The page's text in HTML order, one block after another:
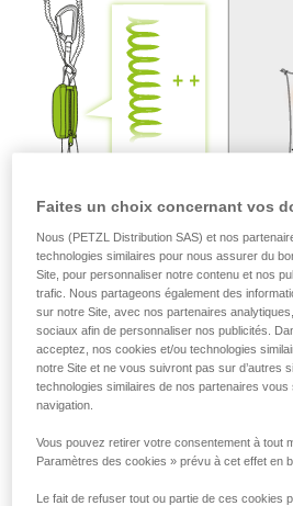
Faites un choix concernant vos
Nous (PETZL Distribution SAS) et nos
technologies similaires pour nous assurer du
Site, pour personnaliser notre contenu et nos
trafic. Nous partageons également des
sur notre Site, avec nos partenaires
sociaux afin de personnaliser nos publicités.
acceptez, nos cookies et/ou technologies
notre Site et ne vous suivront pas sur d’autres
technologies similaires de nos partenaires
navigation.
Vous pouvez retirer votre consentement à tout
Paramètres des cookies » prévu à cet effet en
Le fait de refuser tout ou partie de ces cookies